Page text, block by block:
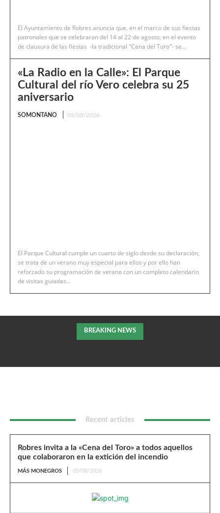
El Ayuntamiento de Robres anuncia que, en el marco de sus fiestas
patronales que se celebraran del 14 al 22 de agosto, en el evento
de clausura de las fiestas -la tradicional "Cena del Toro"- se...
«La Radio en la Calle»: El Parque
Cultural del río Vero celebra su 25
aniversario
SOMONTANO 05/08/2026
El Parque Cultural cumple un cuarto de siglo desde su declaración,
se trata de un verano muy especial para ellos y por ello han
reforzado su programación de verano con un completo calendario
de visitas guiadas...
BREAKING NEWS
Recent articles
Robres invita a la «Cena del Toro» a todos aquellos
que colaboraron en la extición del incendio
MÁS MONEGROS 05/08/2026